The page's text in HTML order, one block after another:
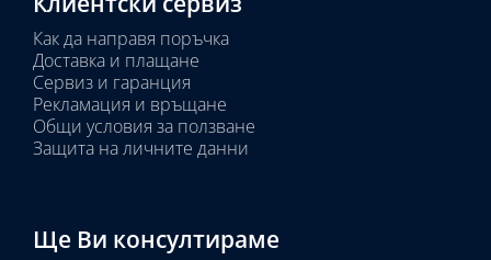
Как да направя поръчка
Доставка и плащане
Сервиз и гаранция
Рекламация и връщане
Общи условия за ползване
Защита на личните данни
Ще Ви консултираме